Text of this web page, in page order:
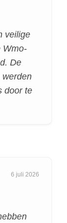
veilige
Wmo-
De
werden
door te
6 juli 2026